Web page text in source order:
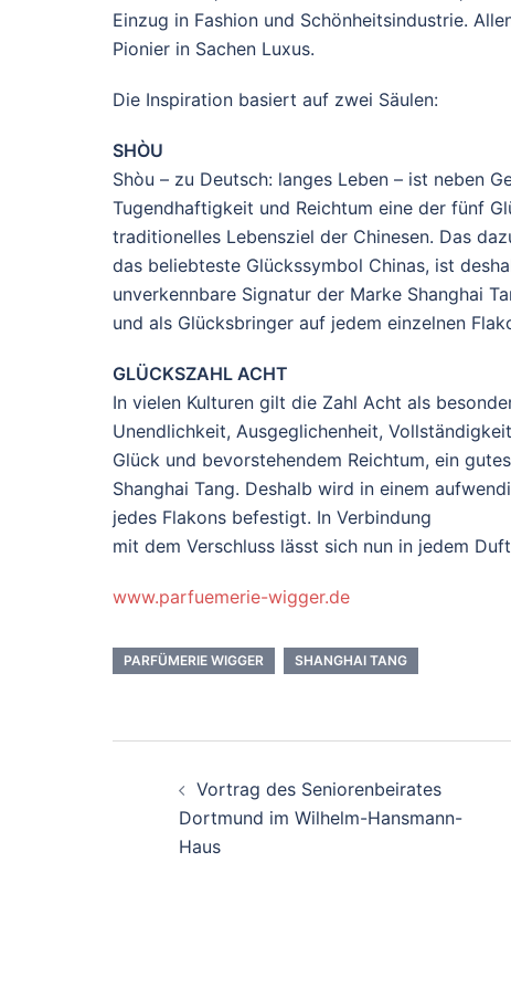
Einzug in Fashion und Schönheitsindustrie.
Pionier in Sachen Luxus.
Die Inspiration basiert auf zwei Säulen:
SHÒU
Shòu – zu Deutsch: langes Leben – ist neben
Tugendhaftigkeit und Reichtum eine der fünf
traditionelles Lebensziel der Chinesen. Das
das beliebteste Glückssymbol Chinas, ist
unverkennbare Signatur der Marke Shanghai
und als Glücksbringer auf jedem einzelnen
GLÜCKSZAHL ACHT
In vielen Kulturen gilt die Zahl Acht als
Unendlichkeit, Ausgeglichenheit,
Glück und bevorstehendem Reichtum, ein
Shanghai Tang. Deshalb wird in einem
jedes Flakons befestigt. In Verbindung
mit dem Verschluss lässt sich nun in jedem
www.parfuemerie-wigger.de
PARFÜMERIE WIGGER SHANGHAI TANG
Beitrags-
Navigation
Vortrag des Seniorenbeirates
Dortmund im Wilhelm-Hansmann-
Haus